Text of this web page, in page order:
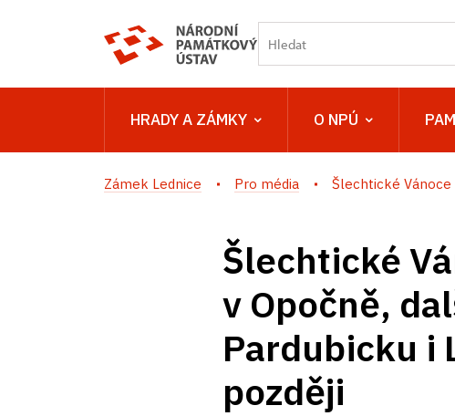
HRADY A ZÁMKY O NPÚ
Zámek Lednice Pro média Šlechtické Vánoce
Šlechtické
v Opočně,
Pardubicku i
později